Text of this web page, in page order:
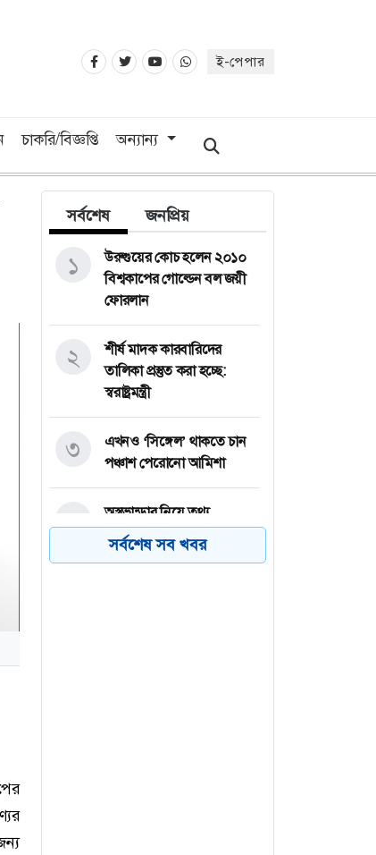
ই-পেপার
চাকরি/বিজ্ঞপ্তি অন্যান্য
সর্বশেষ জনপ্রিয়
উরুগুয়ের কোচ হলেন ২০১০
বিশ্বকাপের গোল্ডেন বল জয়ী
ফোরলান
১
শীর্ষ মাদক কারবারিদের
তালিকা প্রস্তুত করা হচ্ছে:
স্বরাষ্ট্রমন্ত্রী
২
এখনও ‘সিঙ্গেল’ থাকতে চান
পঞ্চাশ পেরোনো আমিশা
৩
অস্ত্রভান্ডার নিয়ে তথ্য
ফাঁসকারীদের কারাদণ্ডের
হুঁশিয়ারি ট্রাম্পের
৪
সর্বশেষ সব খবর